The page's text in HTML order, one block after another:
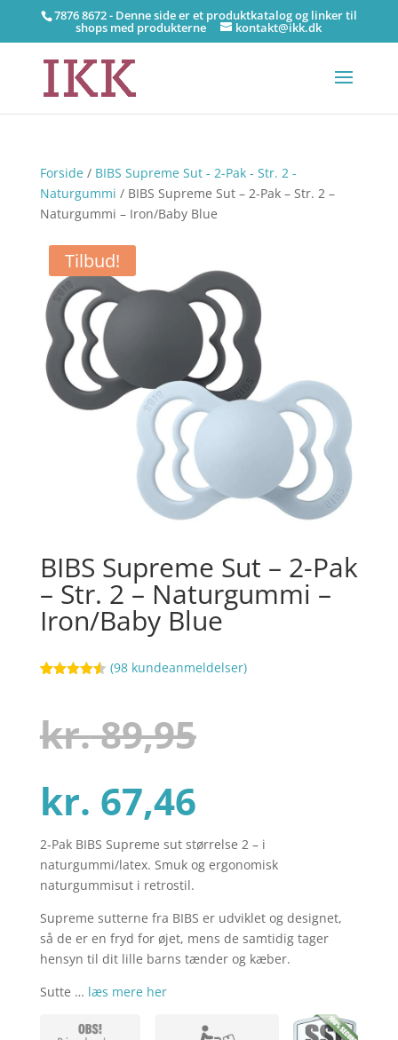
7876 8672 - Denne side er et produktkatalog og linker til
shops med produkterne kontakt@ikk.dk
Forside/ BIBS Supreme Sut - 2-Pak - Str. 2 -
Naturgummi / BIBS Supreme Sut – 2-Pak – Str. 2 –
Naturgummi – Iron/Baby Blue
Tilbud!
BIBS Supreme Sut – 2-Pak
– Str. 2 – Naturgummi –
Iron/Baby Blue
baseret
på
kundebedø
(98 kundeanmeldelser)
kr.89,95
pris
var:
kr. 67,46Den
aktuelle
pris
2-Pak BIBS Supreme sut størrelse 2 – i
naturgummi/latex. Smuk og ergonomisk
naturgummisut i retrostil.
Supreme sutterne fra BIBS er udviklet og designet,
så de er en fryd for øjet, mens de samtidig tager
hensyn til dit lille barns tænder og kæber.
Sutte … læs mere her